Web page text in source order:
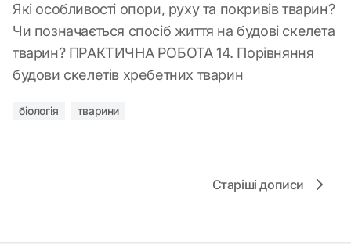
Які особливості опори, руху та покривів тварин?
Чи позначається спосіб життя на будові скелета
тварин? ПРАКТИЧНА РОБОТА 14. Порівняння
будови скелетів хребетних тварин
біологія тварини
Старіші дописи